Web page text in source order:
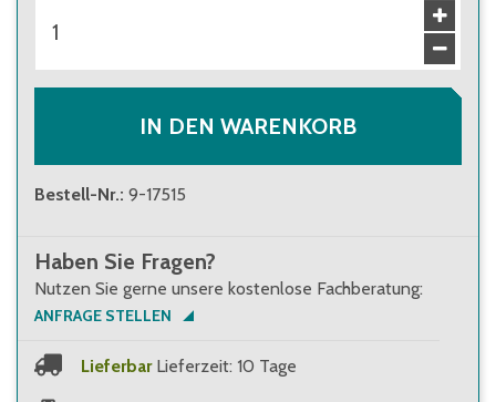
ab 16 Stück
71,50 €
IN DEN WARENKORB
Bestell-Nr.: 9-17515
Haben Sie Fragen?
Nutzen Sie gerne unsere kostenlose Fachberatung:
ANFRAGE STELLEN
Lieferbar Lieferzeit: 10 Tage